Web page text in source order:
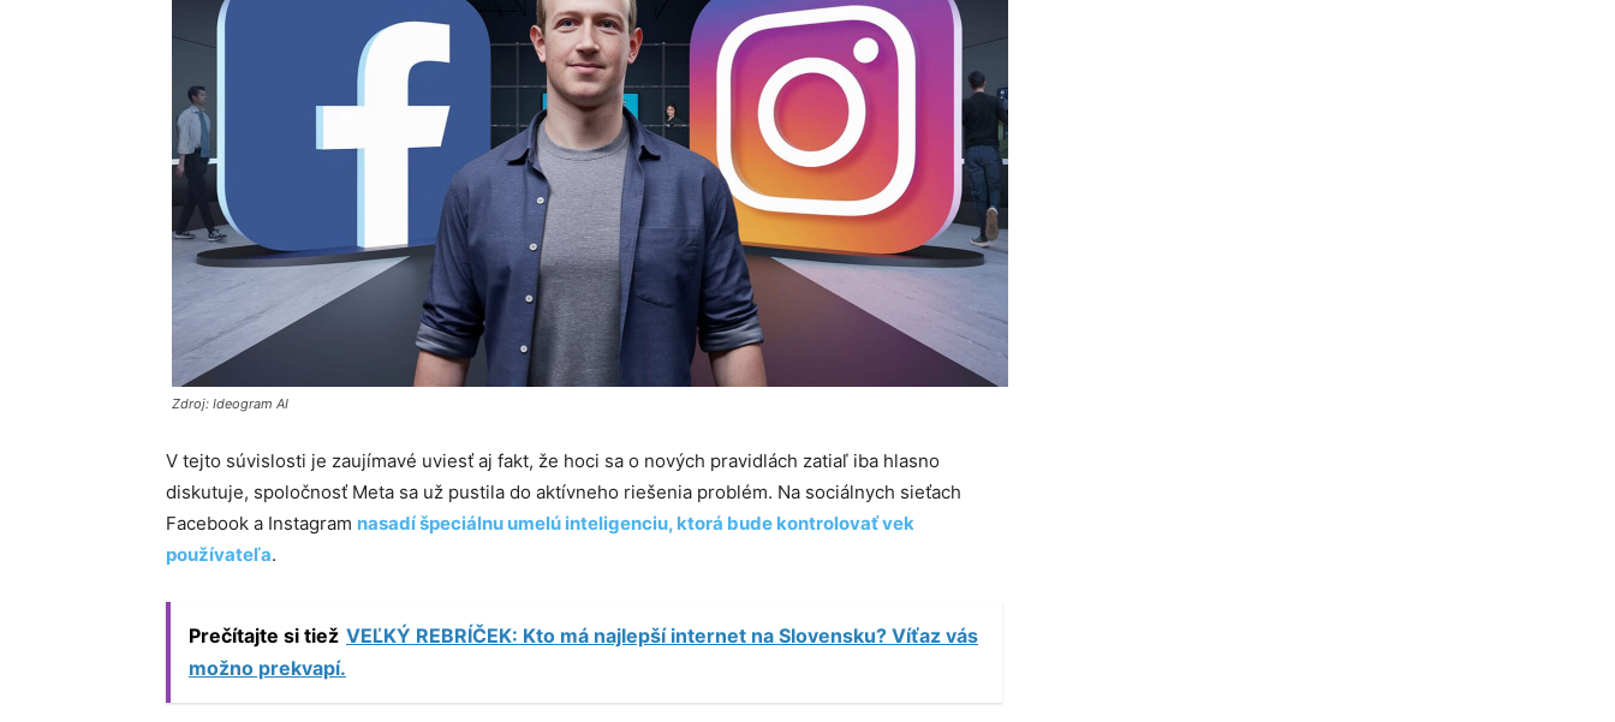
Zdroj: Ideogram AI
V tejto súvislosti je zaujímavé uviesť aj fakt, že hoci sa o nových pravidlách zatiaľ iba hlasno
diskutuje, spoločnosť Meta sa už pustila do aktívneho riešenia problém. Na sociálnych sieťach
Facebook a Instagram nasadí špeciálnu umelú inteligenciu, ktorá bude kontrolovať vek
používateľa.
Prečítajte si tiež VEĽKÝ REBRÍČEK: Kto má najlepší internet na Slovensku? Víťaz vás
možno prekvapí.